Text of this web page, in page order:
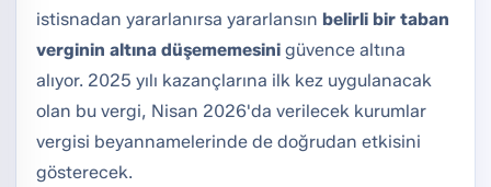
istisnadan yararlanırsa yararlansın belirli bir taban
verginin altına düşememesini güvence altına
alıyor. 2025 yılı kazançlarına ilk kez uygulanacak
olan bu vergi, Nisan 2026'da verilecek kurumlar
vergisi beyannamelerinde de doğrudan etkisini
gösterecek.